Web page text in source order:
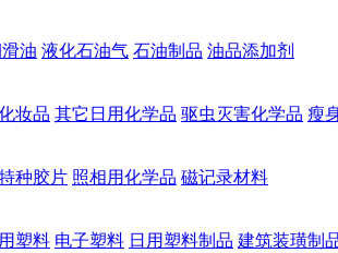
油 液化石油气 石油制品 油品添加剂
妆品 其它日用化学品 驱虫灭害化学品 瘦
种胶片 照相用化学品 磁记录材料
塑料 电子塑料 日用塑料制品 建筑装璜制